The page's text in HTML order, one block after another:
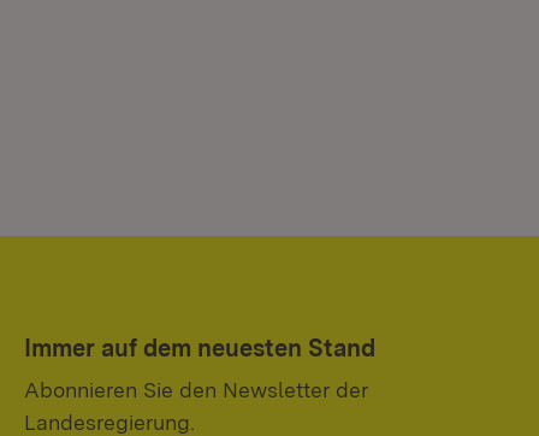
Immer auf dem neuesten Stand
Abonnieren Sie den Newsletter der
Landesregierung.